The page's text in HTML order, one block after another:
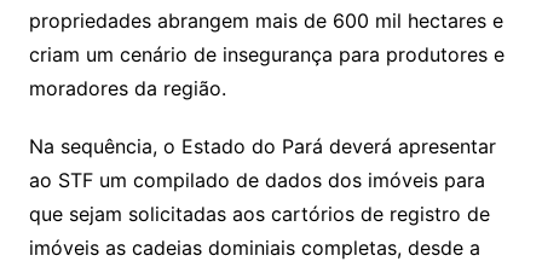
propriedades abrangem mais de 600 mil hectares e
criam um cenário de insegurança para produtores e
moradores da região.
Na sequência, o Estado do Pará deverá apresentar
ao STF um compilado de dados dos imóveis para
que sejam solicitadas aos cartórios de registro de
imóveis as cadeias dominiais completas, desde a